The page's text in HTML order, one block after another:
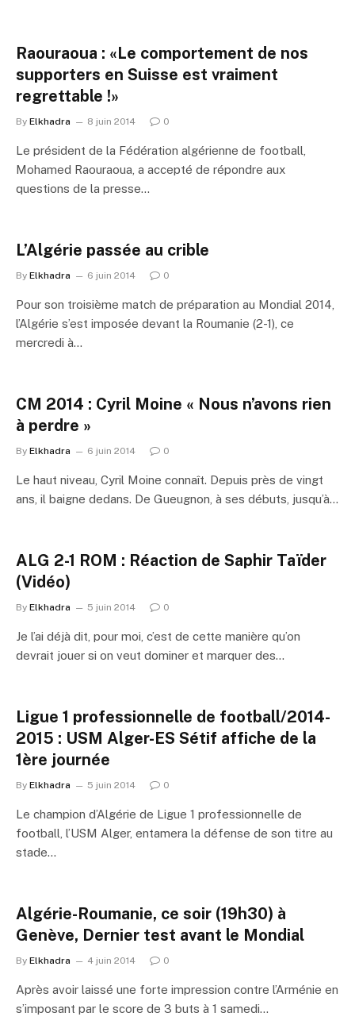
Raouraoua : «Le comportement de nos
supporters en Suisse est vraiment
regrettable !»
By Elkhadra 8 juin 2014 0
Le président de la Fédération algérienne de football,
Mohamed Raouraoua, a accepté de répondre aux
questions de la presse…
L’Algérie passée au crible
By Elkhadra 6 juin 2014 0
Pour son troisième match de préparation au Mondial 2014,
l’Algérie s’est imposée devant la Roumanie (2-1), ce
mercredi à…
CM 2014 : Cyril Moine « Nous n’avons rien
à perdre »
By Elkhadra 6 juin 2014 0
Le haut niveau, Cyril Moine connaît. Depuis près de vingt
ans, il baigne dedans. De Gueugnon, à ses débuts, jusqu’à…
ALG 2-1 ROM : Réaction de Saphir Taïder
(Vidéo)
By Elkhadra 5 juin 2014 0
Je l’ai déjà dit, pour moi, c’est de cette manière qu’on
devrait jouer si on veut dominer et marquer des…
Ligue 1 professionnelle de football/2014-
2015 : USM Alger-ES Sétif affiche de la
1ère journée
By Elkhadra 5 juin 2014 0
Le champion d’Algérie de Ligue 1 professionnelle de
football, l’USM Alger, entamera la défense de son titre au
stade…
Algérie-Roumanie, ce soir (19h30) à
Genève, Dernier test avant le Mondial
By Elkhadra 4 juin 2014 0
Après avoir laissé une forte impression contre l’Arménie en
s’imposant par le score de 3 buts à 1 samedi…